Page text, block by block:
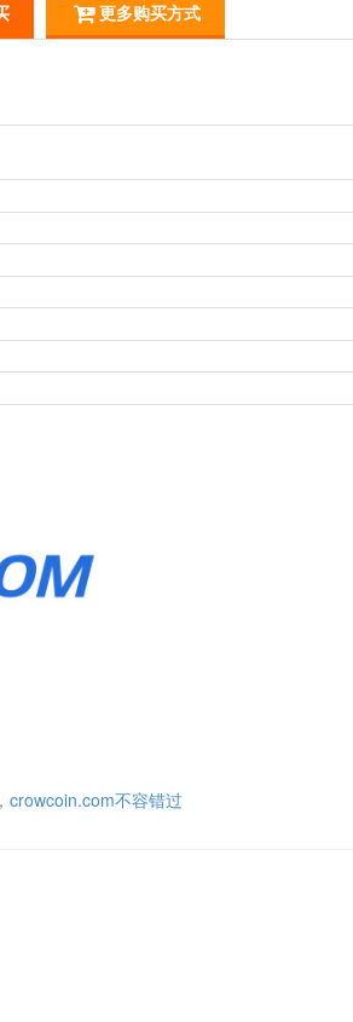
更多购买方式
crowcoin.com不容错过